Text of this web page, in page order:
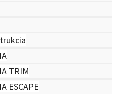
TRIM
ESCAPE